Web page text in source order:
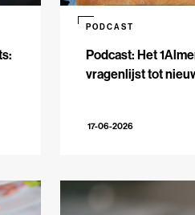
Podcast: Het
vragenlijst tot
PODCAST
17-06-2026